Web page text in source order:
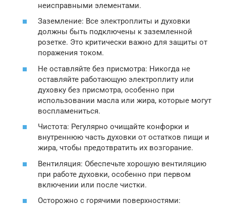
неисправными элементами.
Заземление: Все электроплиты и духовки
должны быть подключены к заземленной
розетке. Это критически важно для защиты от
поражения током.
Не оставляйте без присмотра: Никогда не
оставляйте работающую электроплиту или
духовку без присмотра, особенно при
использовании масла или жира, которые могут
воспламениться.
Чистота: Регулярно очищайте конфорки и
внутреннюю часть духовки от остатков пищи и
жира, чтобы предотвратить их возгорание.
Вентиляция: Обеспечьте хорошую вентиляцию
при работе духовки, особенно при первом
включении или после чистки.
Осторожно с горячими поверхностями: